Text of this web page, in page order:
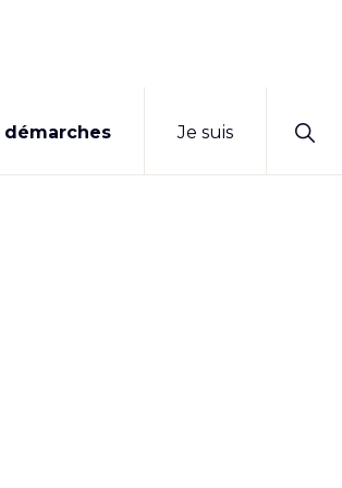
démarches Je suis